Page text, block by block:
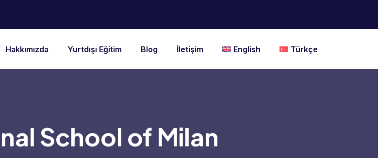
Hakkımızda Yurtdışı Eğitim Blog İletişim English Türkçe
School of Milan